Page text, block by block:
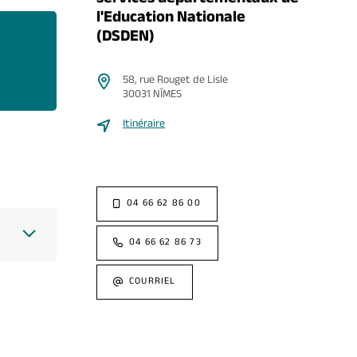
l'Education Nationale
(DSDEN)
58, rue Rouget de Lisle
30031 NÎMES
Itinéraire
04 66 62 86 00
04 66 62 86 73
COURRIEL